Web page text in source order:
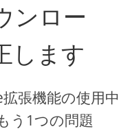
ンロー
します
張機能の使用中
う1つの問題